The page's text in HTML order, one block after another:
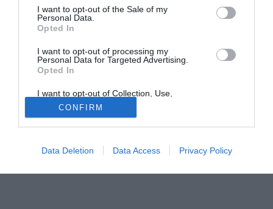
I want to opt-out of the Sale of my
Personal Data.
Opted In
I want to opt-out of processing my
Personal Data for Targeted Advertising.
Opted In
I want to opt-out of Collection, Use,
Retention, Sale, and/or Sharing of my
Personal Data that Is Unrelated with the
Purposes for which it was collected.
Opted Out
CONFIRM
Data Deletion Data Access Privacy Policy
stop, tale da pregiudicare il finale di stagione del portiere
brasiliano e a questo punto anche il prosieguo della
carriera in maglia rossonera, visto il contratto in scadenza
a giugno 2007.
19,99€ per i primi 3 mesi. Attiva ora Online!